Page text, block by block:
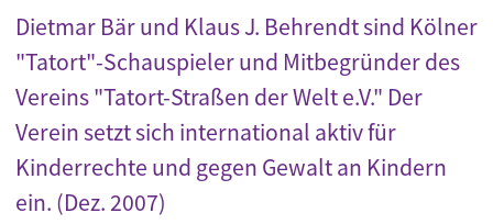
Dietmar Bär und Klaus J. Behrendt sind Kölner
"Tatort"-Schauspieler und Mitbegründer des
Vereins "Tatort-Straßen der Welt e.V." Der
Verein setzt sich international aktiv für
Kinderrechte und gegen Gewalt an Kindern
ein. (Dez. 2007)